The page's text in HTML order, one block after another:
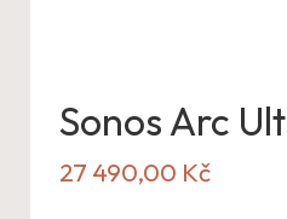
Sonos Arc
27 490,00 Kč